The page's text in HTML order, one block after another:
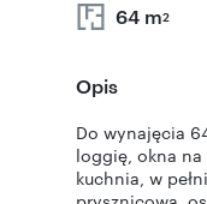
64 m2
Opis
Do wynajęcia
loggię, okna
kuchnia, w